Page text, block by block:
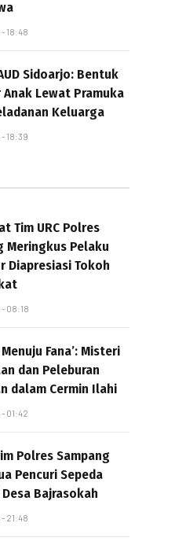
18:48
Sidoarjo: Bentuk
Lewat Pramuka
Keluarga
18:39
Tim URC Polres
Meringkus Pelaku
Diapresiasi Tokoh
08:18
Fana’: Misteri
dan Peleburan
dalam Cermin Ilahi
01:42
Polres Sampang
Pencuri Sepeda
Bajrasokah
21:48